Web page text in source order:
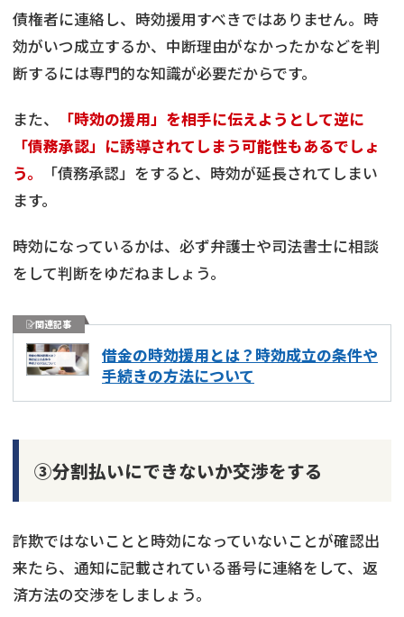
債権者に連絡し、時効援用すべきではありません。時
効がいつ成立するか、中断理由がなかったかなどを判
断するには専門的な知識が必要だからです。
また、
「時効の援用」を相手に伝えようとして逆に
「債務承認」に誘導されてしまう可能性もあるでしょ
う。
「債務承認」をすると、時効が延長されてしまい
ます。
時効になっているかは、必ず弁護士や司法書士に相談
をして判断をゆだねましょう。
関連記事
借金の時効援用とは？時効成立の条件や
手続きの方法について
③分割払いにできないか交渉をする
詐欺ではないことと時効になっていないことが確認出
来たら、通知に記載されている番号に連絡をして、返
済方法の交渉をしましょう。